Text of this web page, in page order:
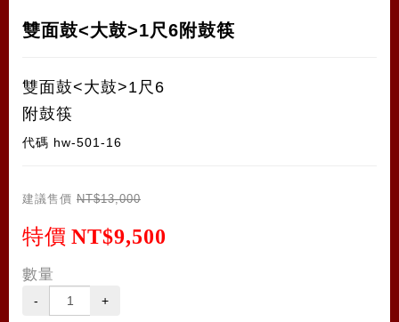
雙面鼓<大鼓>1尺6附鼓筷
雙面鼓<大鼓>1尺6
附鼓筷
代碼 hw-501-16
建議售價 NT$13,000
特價 NT$9,500
數量
- +